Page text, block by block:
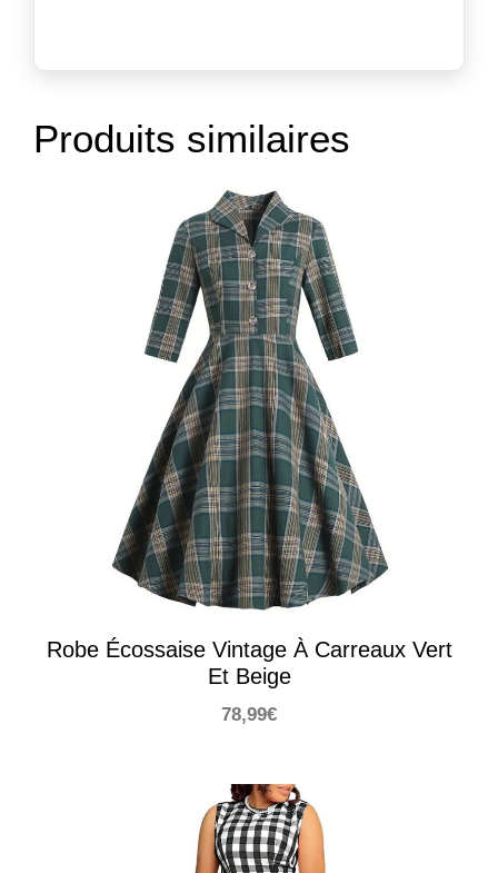
Produits similaires
Robe Écossaise Vintage À Carreaux Vert
Et Beige
78,99€